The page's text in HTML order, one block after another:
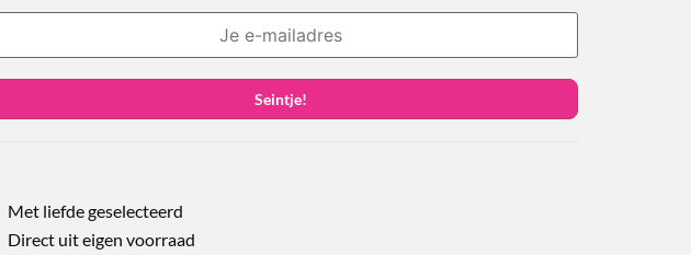
Seintje!
Met liefde geselecteerd
Direct uit eigen voorraad